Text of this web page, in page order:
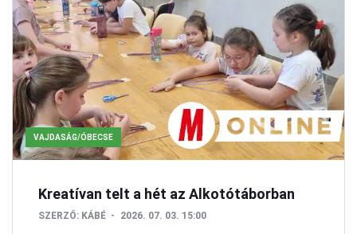
VAJDASÁG/ÓBECSE
Kreatívan telt a hét az Alkotótáborban
SZERZŐ: KÁBÉ 2026. 07. 03. 15:00